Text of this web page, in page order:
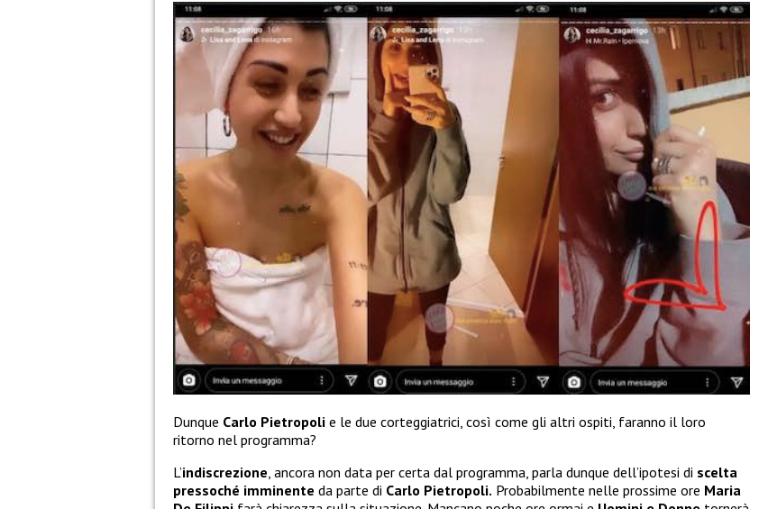
Dunque Carlo Pietropoli e le due corteggiatrici, così come gli altri ospiti, faranno il loro
ritorno nel programma?
L’indiscrezione, ancora non data per certa dal programma, parla dunque dell’ipotesi di scelta
pressoché imminente da parte di Carlo Pietropoli. Probabilmente nelle prossime ore Maria